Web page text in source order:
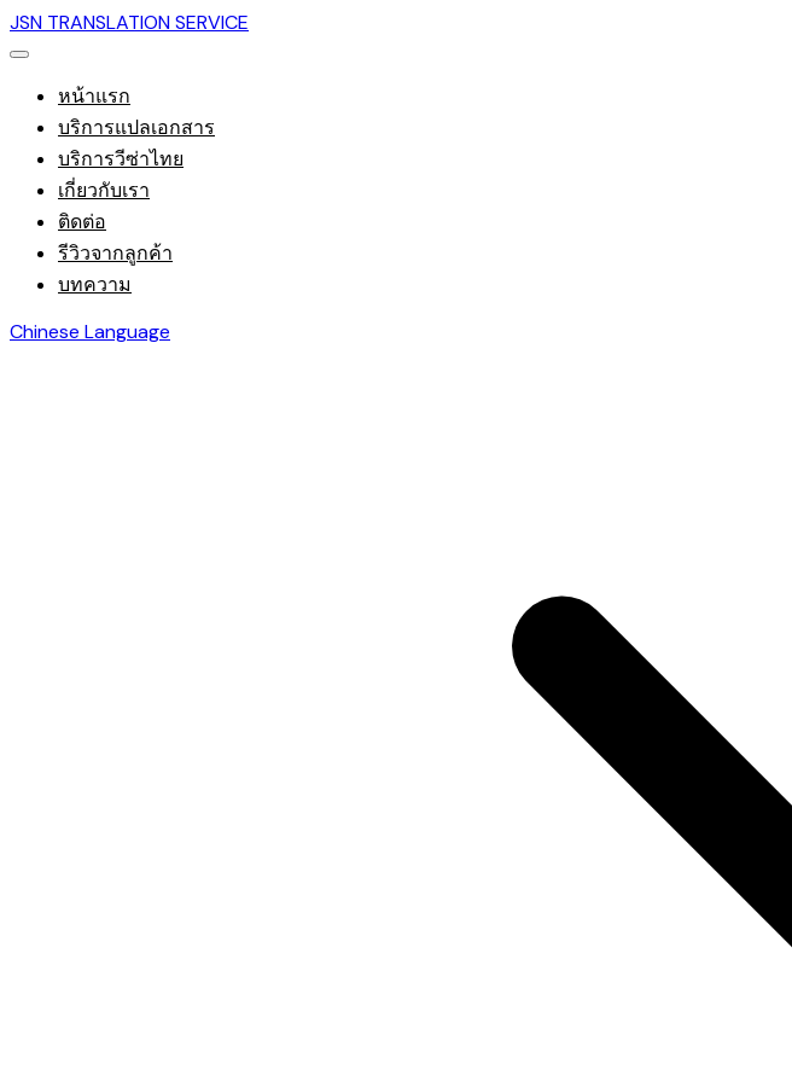
JSN TRANSLATION SERVICE
หน้าแรก
บริการแปลเอกสาร
บริการวีซ่าไทย
เกี่ยวกับเรา
ติดต่อ
รีวิวจากลูกค้า
บทความ
Chinese Language